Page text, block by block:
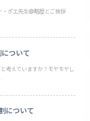
ポエ先生🟣略歴とご挨拶
ついて
考えていますか？モヤモヤし
について